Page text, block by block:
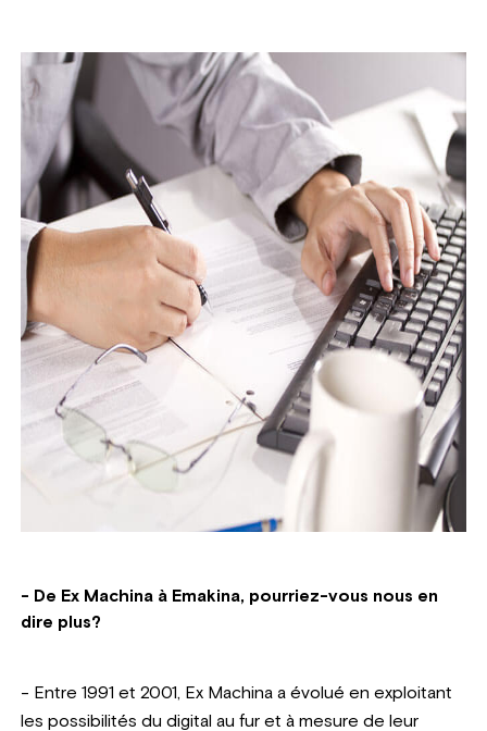
- De Ex Machina à Emakina, pourriez-vous nous en
dire plus?
- Entre 1991 et 2001, Ex Machina a évolué en exploitant
les possibilités du digital au fur et à mesure de leur